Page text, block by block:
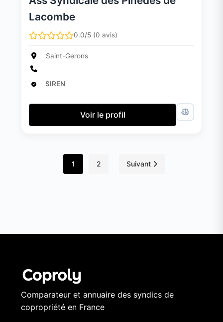
Lacombe
0.0/5 (0 avis)
Saint-Gerons
SIREN
Voir le profil
1 2 Suivant
Comparateur et annuaire des syndics de
copropriété en France